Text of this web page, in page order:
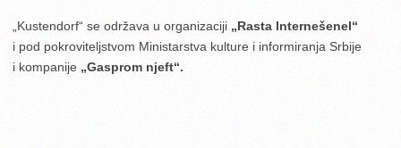
„Kustendorf“ se održava u organizaciji „Rasta Internešenel“
i pod pokroviteljstvom Ministarstva kulture i informiranja Srbije
i kompanije „Gasprom njeft“.